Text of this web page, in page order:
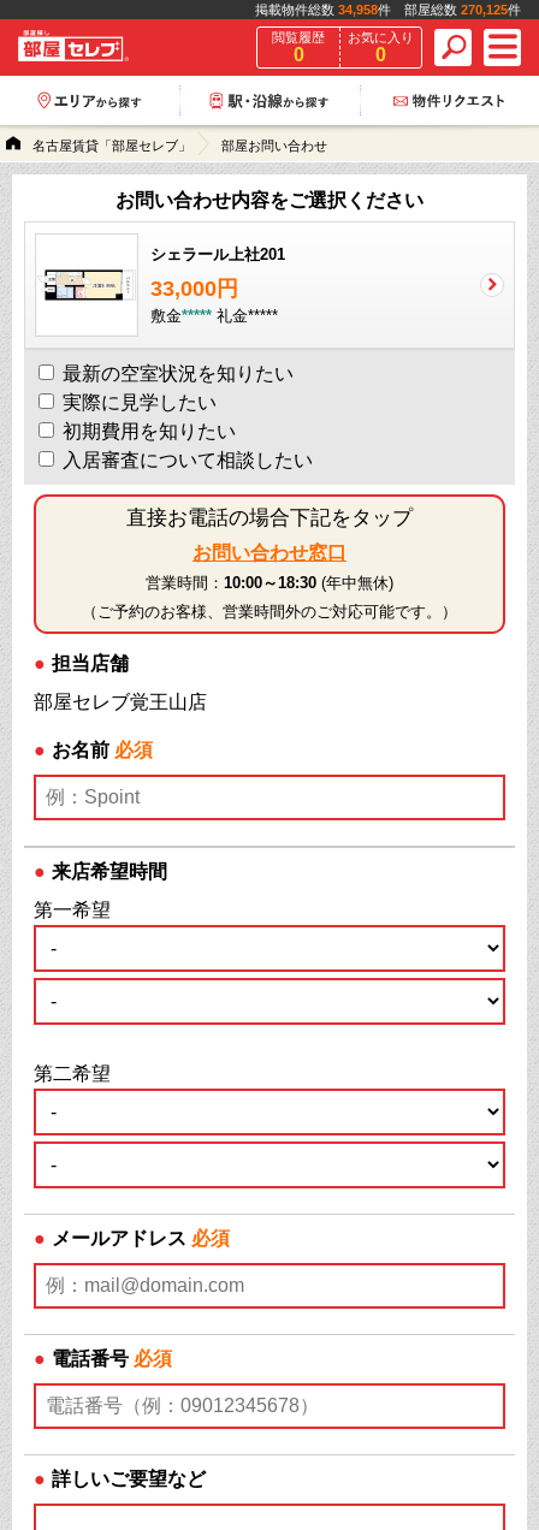
掲載物件総数 34,958件 部屋総数 270,125件
閲覧履歴
0
お気に入り
0
名古屋賃貸「部屋セレブ」 部屋お問い合わせ
お問い合わせ内容をご選択ください
シェラール上社201
33,000円
敷金***** 礼金*****
最新の空室状況を知りたい
実際に見学したい
初期費用を知りたい
入居審査について相談したい
直接お電話の場合下記をタップ
お問い合わせ窓口
営業時間： 10:00～18:30 (年中無休)
（ご予約のお客様、営業時間外のご対応可能です。）
● 担当店舗
部屋セレブ覚王山店
● お名前 必須
● 来店希望時間
第一希望
第二希望
● メールアドレス 必須
● 電話番号 必須
● 詳しいご要望など